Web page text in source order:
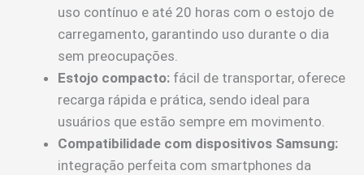
uso contínuo e até 20 horas com o estojo de
carregamento, garantindo uso durante o dia
sem preocupações.
Estojo compacto: fácil de transportar, oferece
recarga rápida e prática, sendo ideal para
usuários que estão sempre em movimento.
Compatibilidade com dispositivos Samsung:
integração perfeita com smartphones da